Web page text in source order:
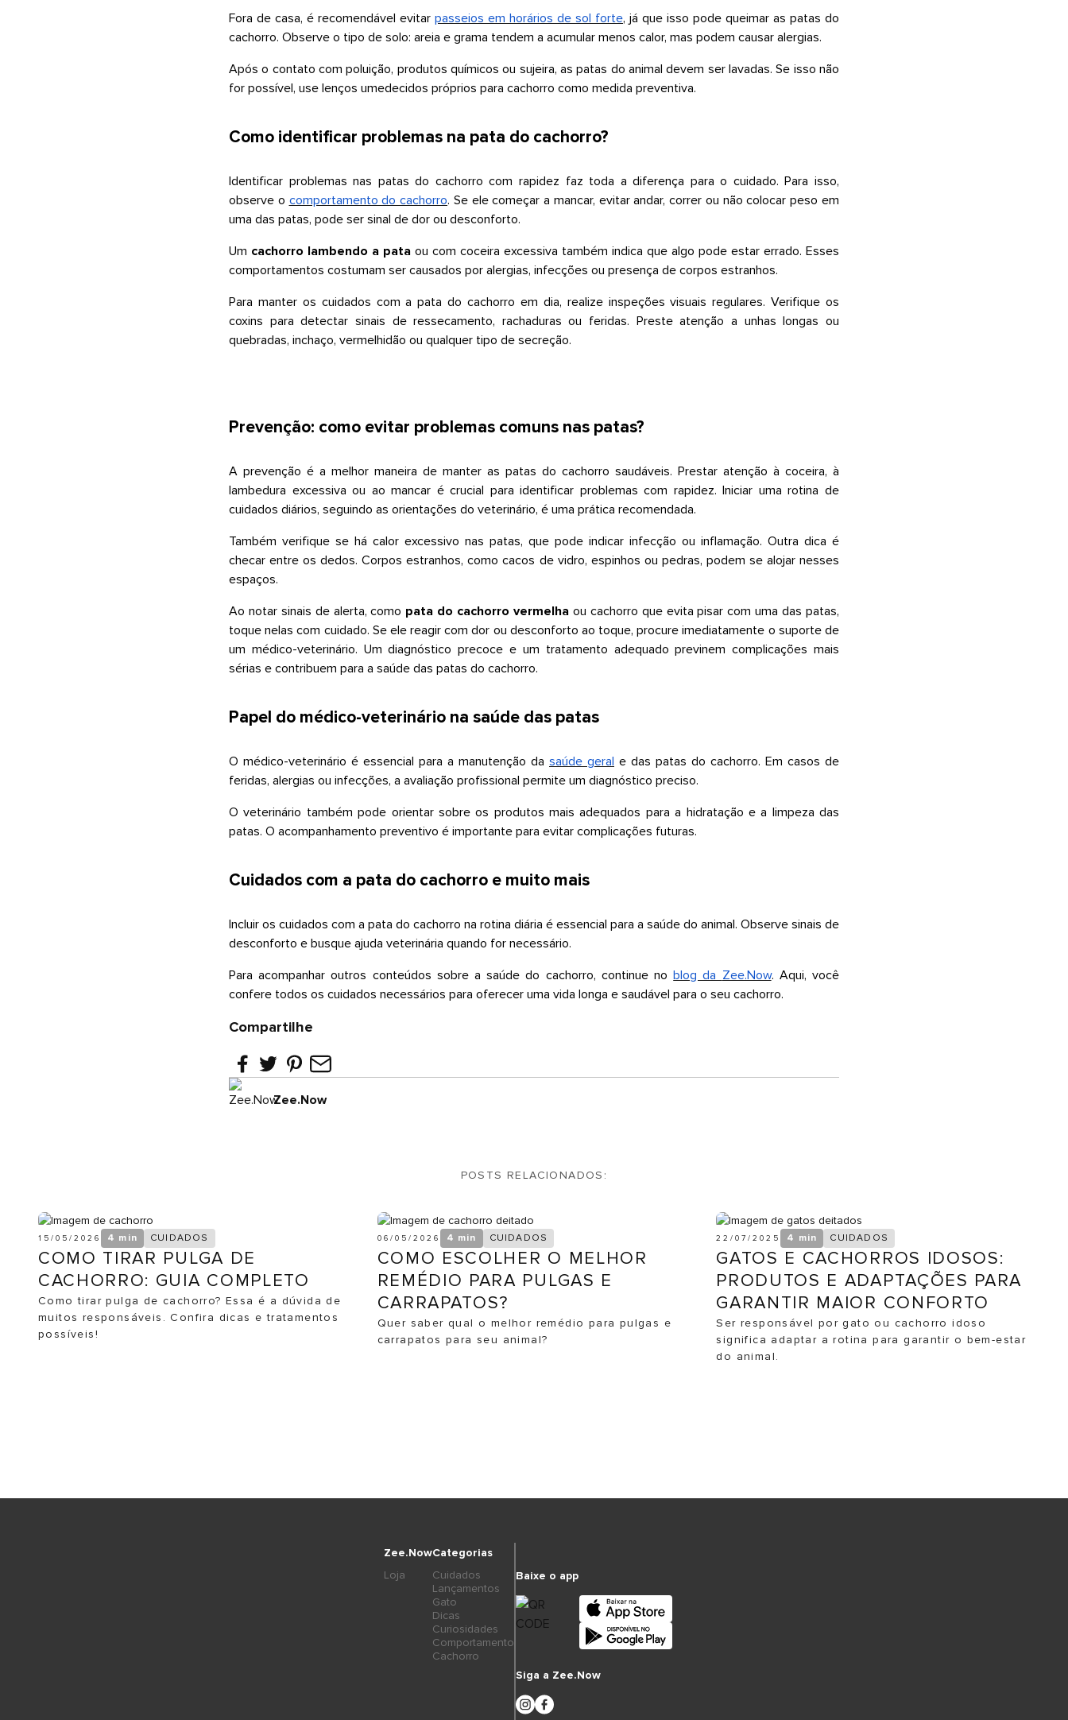
Fora de casa, é recomendável evitar passeios em horários de sol forte, já que isso pode queimar as patas do
cachorro. Observe o tipo de solo: areia e grama tendem a acumular menos calor, mas podem causar alergias.
Após o contato com poluição, produtos químicos ou sujeira, as patas do animal devem ser lavadas. Se isso não
for possível, use lenços umedecidos próprios para cachorro como medida preventiva.
Como identificar problemas na pata do cachorro?
Identificar problemas nas patas do cachorro com rapidez faz toda a diferença para o cuidado. Para isso,
observe o comportamento do cachorro. Se ele começar a mancar, evitar andar, correr ou não colocar peso em
uma das patas, pode ser sinal de dor ou desconforto.
Um cachorro lambendo a pata ou com coceira excessiva também indica que algo pode estar errado. Esses
comportamentos costumam ser causados por alergias, infecções ou presença de corpos estranhos.
Para manter os cuidados com a pata do cachorro em dia, realize inspeções visuais regulares. Verifique os
coxins para detectar sinais de ressecamento, rachaduras ou feridas. Preste atenção a unhas longas ou
quebradas, inchaço, vermelhidão ou qualquer tipo de secreção.
Prevenção: como evitar problemas comuns nas patas?
A prevenção é a melhor maneira de manter as patas do cachorro saudáveis. Prestar atenção à coceira, à
lambedura excessiva ou ao mancar é crucial para identificar problemas com rapidez. Iniciar uma rotina de
cuidados diários, seguindo as orientações do veterinário, é uma prática recomendada.
Também verifique se há calor excessivo nas patas, que pode indicar infecção ou inflamação. Outra dica é
checar entre os dedos. Corpos estranhos, como cacos de vidro, espinhos ou pedras, podem se alojar nesses
espaços.
Ao notar sinais de alerta, como pata do cachorro vermelha ou cachorro que evita pisar com uma das patas,
toque nelas com cuidado. Se ele reagir com dor ou desconforto ao toque, procure imediatamente o suporte de
um médico-veterinário. Um diagnóstico precoce e um tratamento adequado previnem complicações mais
sérias e contribuem para a saúde das patas do cachorro.
Papel do médico-veterinário na saúde das patas
O médico-veterinário é essencial para a manutenção da saúde geral e das patas do cachorro. Em casos de
feridas, alergias ou infecções, a avaliação profissional permite um diagnóstico preciso.
O veterinário também pode orientar sobre os produtos mais adequados para a hidratação e a limpeza das
patas. O acompanhamento preventivo é importante para evitar complicações futuras.
Cuidados com a pata do cachorro e muito mais
Incluir os cuidados com a pata do cachorro na rotina diária é essencial para a saúde do animal. Observe sinais de
desconforto e busque ajuda veterinária quando for necessário.
Para acompanhar outros conteúdos sobre a saúde do cachorro, continue noblog da Zee.Now. Aqui, você
confere todos os cuidados necessários para oferecer uma vida longa e saudável para o seu cachorro.
Compartilhe
Zee.Now
POSTS RELACIONADOS:
15/05/2026 4 min CUIDADOS
COMO TIRAR PULGA DE
CACHORRO: GUIA COMPLETO
Como tirar pulga de cachorro? Essa é a dúvida de
muitos responsáveis. Confira dicas e tratamentos
possíveis!
06/05/2026 4 min CUIDADOS
COMO ESCOLHER O MELHOR
REMÉDIO PARA PULGAS E
CARRAPATOS?
Quer saber qual o melhor remédio para pulgas e
carrapatos para seu animal?
22/07/2025 4 min CUIDADOS
GATOS E CACHORROS IDOSOS:
PRODUTOS E ADAPTAÇÕES PARA
GARANTIR MAIOR CONFORTO
Ser responsável por gato ou cachorro idoso
significa adaptar a rotina para garantir o bem-estar
do animal.
Zee.Now
Loja
Categorias
Cuidados
Lançamentos
Gato
Dicas
Curiosidades
Comportamento
Cachorro
Baixe o app
Siga a Zee.Now